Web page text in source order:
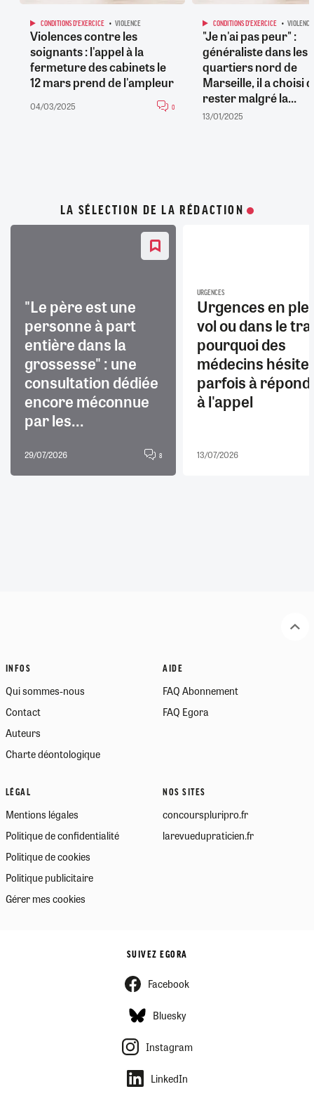
CONDITIONS D'EXERCICE VIOLENCE
Violences contre les
soignants : l'appel à la
fermeture des cabinets le
12 mars prend de l'ampleur
04/03/2025 0
CONDITIONS D'EXERCICE VIOLENCE
"Je n'ai pas peur" :
généraliste dans les
quartiers nord de
Marseille, il a choisi
rester malgré la...
13/01/2025
LA SÉLECTION DE LA RÉDACTION
"Le père est une
personne à part
entière dans la
grossesse" : une
consultation dédiée
encore méconnue
par les...
29/07/2026 8
URGENCES
Urgences en
vol ou dans le
pourquoi des
médecins
parfois à
à l'appel
13/07/2026
INFOS
Qui sommes-nous
Contact
Auteurs
Charte déontologique
AIDE
FAQ Abonnement
FAQ Egora
LÉGAL
Mentions légales
Politique de confidentialité
Politique de cookies
Politique publicitaire
Gérer mes cookies
NOS SITES
concourspluripro.fr
larevuedupraticien.fr
SUIVEZ EGORA
Facebook
Bluesky
Instagram
LinkedIn